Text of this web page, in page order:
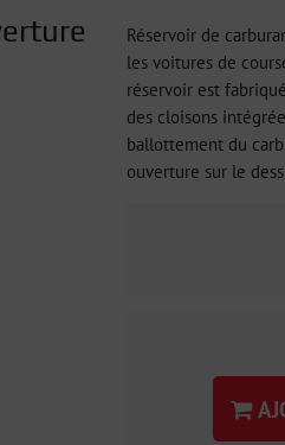
Réservoir de
les voitures de
réservoir est
des cloisons
ballottement du
ouverture sur le